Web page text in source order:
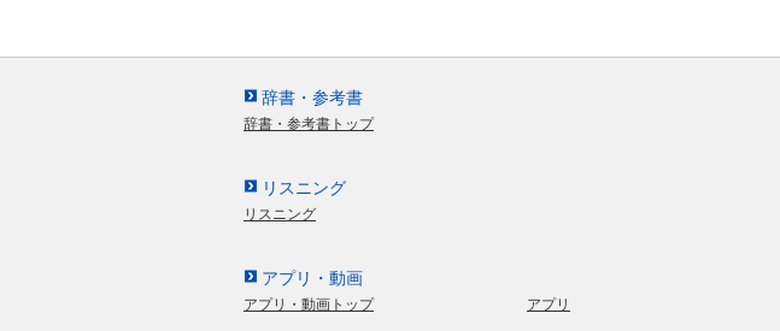
辞書・参考書
辞書・参考書トップ
リスニング
リスニング
アプリ・動画
アプリ・動画トップ アプリ